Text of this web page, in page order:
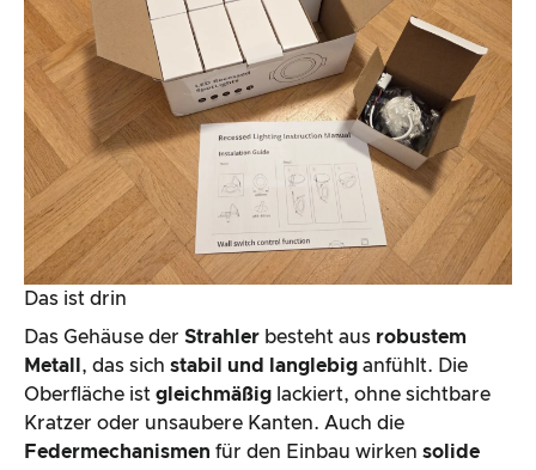
Das ist drin
Das Gehäuse der Strahler besteht aus robustem
Metall , das sich stabil und langlebig anfühlt. Die
Oberfläche ist gleichmäßig lackiert, ohne sichtbare
Kratzer oder unsaubere Kanten. Auch die
Federmechanismen für den Einbau wirken solide